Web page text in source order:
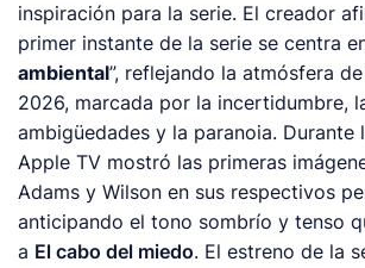
inspiración para la serie. El creador
primer instante de la serie se centra
ambiental”, reflejando la atmósfera
2026, marcada por la incertidumbre,
ambigüedades y la paranoia. Durante
Apple TV mostró las primeras
Adams y Wilson en sus respectivos
anticipando el tono sombrío y tenso
a El cabo del miedo. El estreno de la